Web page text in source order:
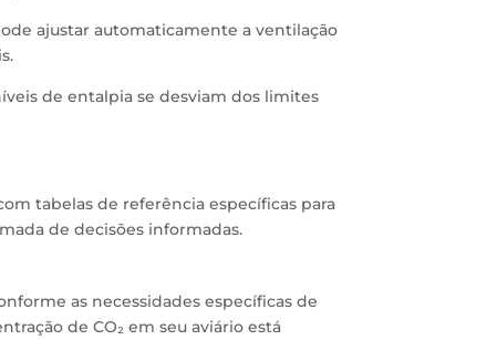
ajustar automaticamente a ventilação
de entalpia se desviam dos limites
tabelas de referência específicas para
de decisões informadas.
as necessidades específicas de
de CO₂ em seu aviário está